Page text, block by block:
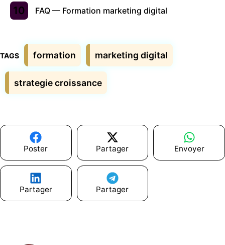
FAQ — Formation marketing digital
Étiquettes
formation marketing digital
strategie croissance
Poster Partager Envoyer
Partager Partager